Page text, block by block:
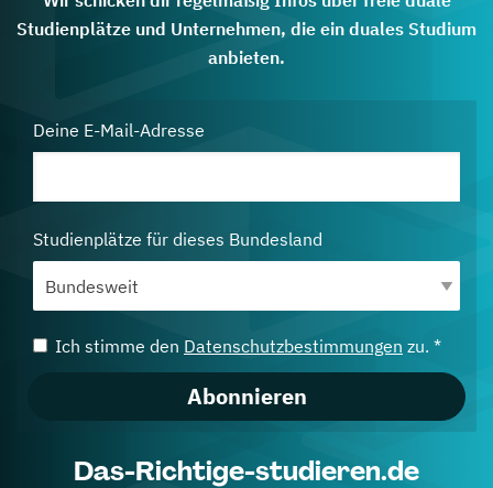
Studienplätze und Unternehmen, die ein duales Studium
anbieten.
Deine E-Mail-Adresse
Studienplätze für dieses Bundesland
Ich stimme den Datenschutzbestimmungen zu. *
Abonnieren
Das-Richtige-studieren.de